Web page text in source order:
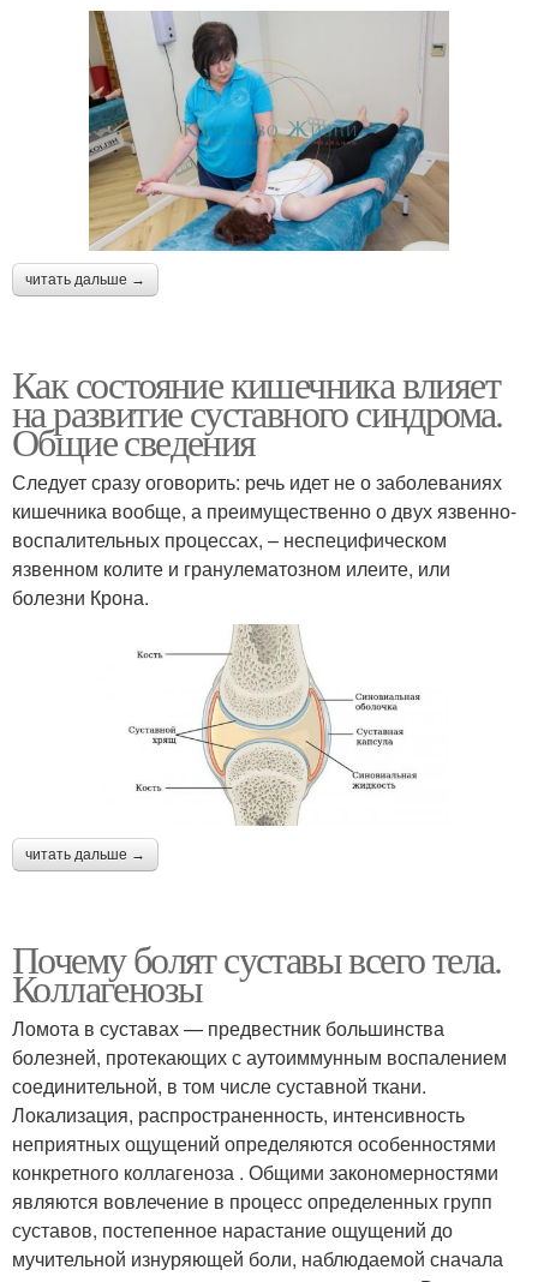
читать дальше →
Как состояние кишечника влияет
на развитие суставного синдрома.
Общие сведения
Следует сразу оговорить: речь идет не о заболеваниях
кишечника вообще, а преимущественно о двух язвенно-
воспалительных процессах, – неспецифическом
язвенном колите и гранулематозном илеите, или
болезни Крона.
читать дальше →
Почему болят суставы всего тела.
Коллагенозы
Ломота в суставах — предвестник большинства
болезней, протекающих с аутоиммунным воспалением
соединительной, в том числе суставной ткани.
Локализация, распространенность, интенсивность
неприятных ощущений определяются особенностями
конкретного коллагеноза . Общими закономерностями
являются вовлечение в процесс определенных групп
суставов, постепенное нарастание ощущений до
мучительной изнуряющей боли, наблюдаемой сначала